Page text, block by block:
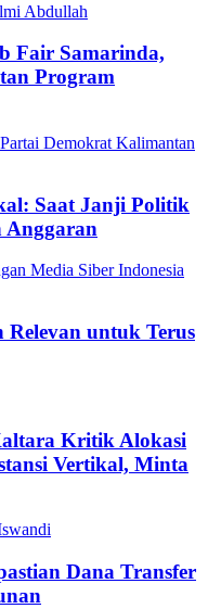
Fair Samarinda,
Program
Saat Janji Politik
Anggaran
Relevan untuk Terus
Kritik Alokasi
Vertikal, Minta
Dana Transfer